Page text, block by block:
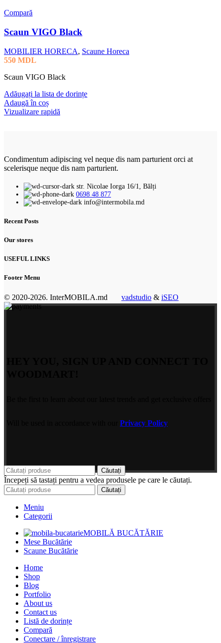
Compară
Scaun VIGO Black
MOBILIER HORECA, Scaune Horeca
550 MDL
Scaun VIGO Black
Adăugați la lista de dorințe
Adaugă în coș
Vizualizare rapidă
Condimentum adipiscing vel neque dis nam parturient orci at
scelerisque neque dis nam parturient.
str. Nicolae Iorga 16/1, Bălți
0698 48 877
info@intermobila.md
Recent Posts
Our stores
USEFUL LINKS
Footer Menu
© 2020-2026. InterMOBILA.md vadstudio & iSEO
Privacy Policy
Căutați
Începeți să tastați pentru a vedea produsele pe care le căutați.
Căutați
Meniu
Categorii
MOBILĂ BUCĂTĂRIE
Mese Bucătărie
Scaune Bucătărie
Home
Shop
Blog
Portfolio
About us
Contact us
Listă de dorințe
Compară
Conectare / înregistrare